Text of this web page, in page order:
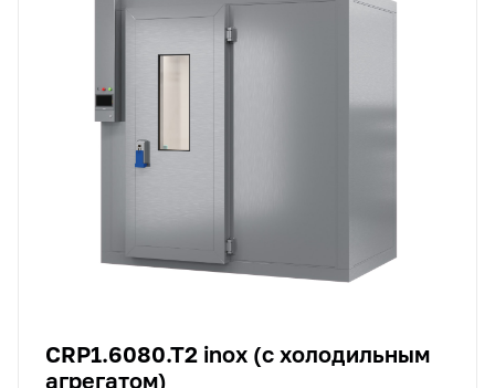
CRP1.6080.T2 inox (с холодильным
агрегатом)